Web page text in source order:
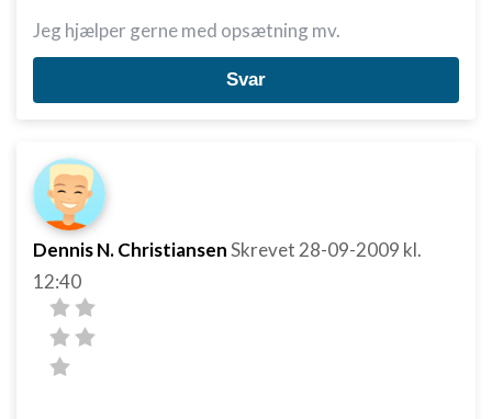
Jeg hjælper gerne med opsætning mv.
Svar
Dennis N. ChristiansenSkrevet 28-09-2009 kl.
12:40